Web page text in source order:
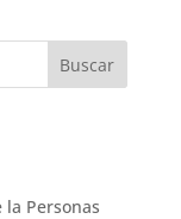
Personas